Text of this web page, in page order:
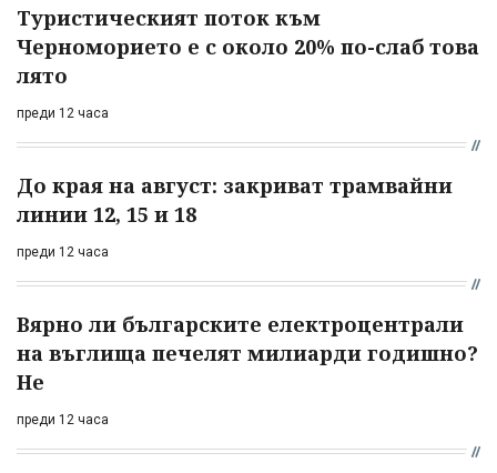
Туристическият поток към
Черноморието е с около 20% по-слаб това
лято
преди 12 часа
До края на август: закриват трамвайни
линии 12, 15 и 18
преди 12 часа
Вярно ли българските електроцентрали
на въглища печелят милиарди годишно?
Не
преди 12 часа